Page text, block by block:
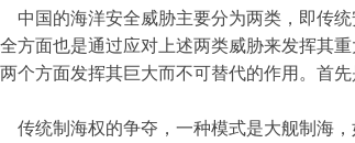
中国的海洋安全威胁主要分为两类，即传
方面也是通过应对上述两类威胁来发挥其
个方面发挥其巨大而不可替代的作用。首
传统制海权的争夺，一种模式是大舰制海